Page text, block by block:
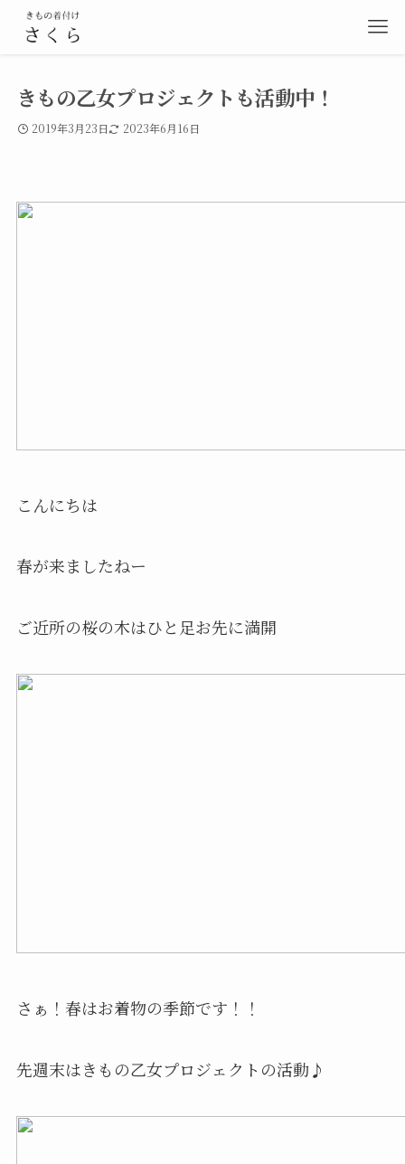
きもの乙女プロジェクトも活動中！
2019年3月23日 2023年6月16日
こんにちは
春が来ましたねー
ご近所の桜の木はひと足お先に満開
さぁ！春はお着物の季節です！！
先週末はきもの乙女プロジェクトの活動♪